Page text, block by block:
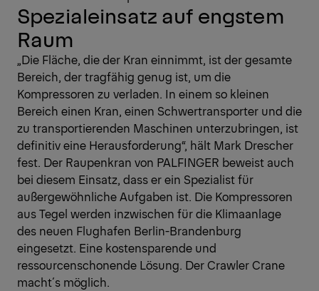
Spezialeinsatz auf engstem
Raum
„Die Fläche, die der Kran einnimmt, ist der gesamte
Bereich, der tragfähig genug ist, um die
Kompressoren zu verladen. In einem so kleinen
Bereich einen Kran, einen Schwertransporter und die
zu transportierenden Maschinen unterzubringen, ist
definitiv eine Herausforderung“, hält Mark Drescher
fest. Der Raupenkran von PALFINGER beweist auch
bei diesem Einsatz, dass er ein Spezialist für
außergewöhnliche Aufgaben ist. Die Kompressoren
aus Tegel werden inzwischen für die Klimaanlage
des neuen Flughafen Berlin-Brandenburg
eingesetzt. Eine kostensparende und
ressourcenschonende Lösung. Der Crawler Crane
macht´s möglich.